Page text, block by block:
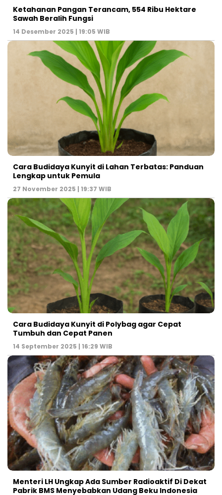
Ketahanan Pangan Terancam, 554 Ribu Hektare
Sawah Beralih Fungsi
14 Desember 2025 | 19:05 WIB
Cara Budidaya Kunyit di Lahan Terbatas: Panduan
Lengkap untuk Pemula
27 November 2025 | 19:37 WIB
Cara Budidaya Kunyit di Polybag agar Cepat
Tumbuh dan Cepat Panen
14 September 2025 | 16:29 WIB
Menteri LH Ungkap Ada Sumber Radioaktif Di Dekat
Pabrik BMS Menyebabkan Udang Beku Indonesia